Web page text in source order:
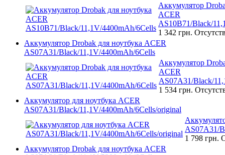
Аккумулятор
ACER
AS10B71/Black/
1 342 грн.
Аккумулятор Drobak для ноутбука ACER
AS07A31/Black/11,1V/4400mAh/6Cells
Аккумулятор
ACER
AS07A31/Black/
1 534 грн.
Аккумулятор для ноутбука ACER
AS07A31/Black/11,1V/4400mAh/6Cells/original
AS07A31/
1 798 грн.
Аккумулятор Drobak для ноутбука ACER